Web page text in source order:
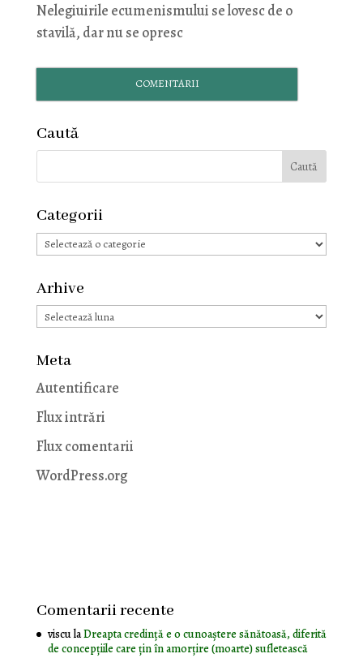
Nelegiuirile ecumenismului se lovesc de o
stavilă, dar nu se opresc
COMENTARII
Caută
Categorii
Categorii
Arhive
Arhive
Meta
Autentificare
Flux intrări
Flux comentarii
WordPress.org
Comentarii recente
visculaDreapta credință e o cunoaștere sănătoasă, diferită
de concepțiile care țin în amorțire (moarte) sufletească